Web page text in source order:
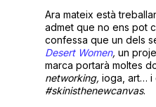
Ara mateix està
admet que no ens pot
confessa que un dels
Desert Women, un
marca portarà moltes
networking, ioga, art… i
#skinisthenewcanvas.